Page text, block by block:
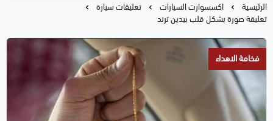
الرئيسية اكسسوارت السيارات
تعليقات سيارة
تعليقة صورة بشكل قلب بيدين ترند
فخامة الاهداء